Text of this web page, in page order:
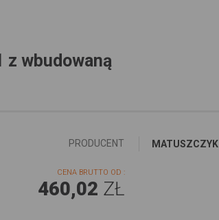
z wbudowaną
PRODUCENT MATUSZCZYK
CENA BRUTTO OD :
460,02 ZŁ